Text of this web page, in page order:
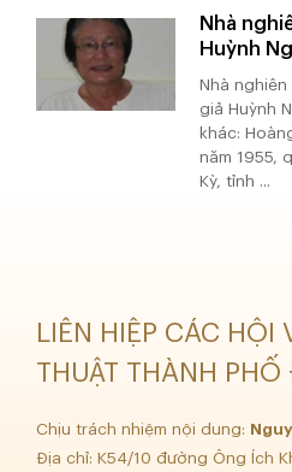
Nhà
Huỳnh
Nhà
giả Huỳnh
khác:
năm 1955,
Kỳ, tỉnh ...
LIÊN HIỆP CÁC HỘI
THUẬT THÀNH
Chịu trách nhiệm nội dung:
Địa chỉ: K54/10 đường Ông Ích